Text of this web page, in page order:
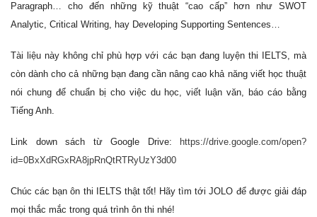
Paragraph… cho đến những kỹ thuật “cao cấp” hơn như SWOT
Analytic, Critical Writing, hay Developing Supporting Sentences…
Tài liệu này không chỉ phù hợp với các bạn đang luyện thi IELTS, mà
còn dành cho cả những bạn đang cần nâng cao khả năng viết học thuật
nói chung để chuẩn bị cho việc du học, viết luận văn, báo cáo bằng
Tiếng Anh.
Link down sách từ Google Drive:
https://drive.google.com/open?
id=0BxXdRGxRA8jpRnQtRTRyUzY3d00
Chúc các bạn ôn thi IELTS thật tốt! Hãy tìm tới JOLO để được giải đáp
mọi thắc mắc trong quá trình ôn thi nhé!